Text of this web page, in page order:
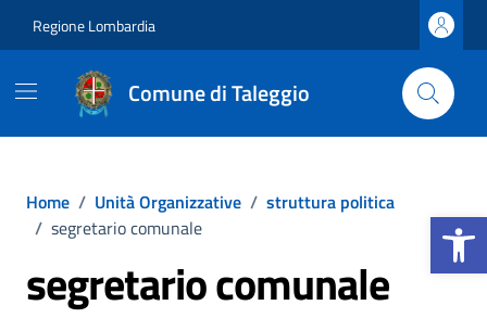
Apri la
Regione Lombardia
Comune di Taleggio
Home / Unità Organizzative / struttura politica
/ segretario comunale
segretario comunale